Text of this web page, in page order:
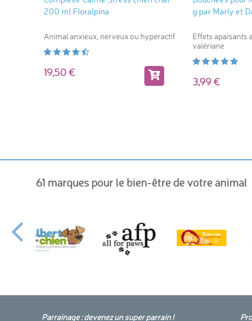
200 ml Floralpina
Animal anxieux, nerveux ou hyperactif
19,50
g par Marly et
Effets apaisants
valériane
3,99
61 marques pour le bien-être de votre animal
Parrainage : devenez un super parrain !